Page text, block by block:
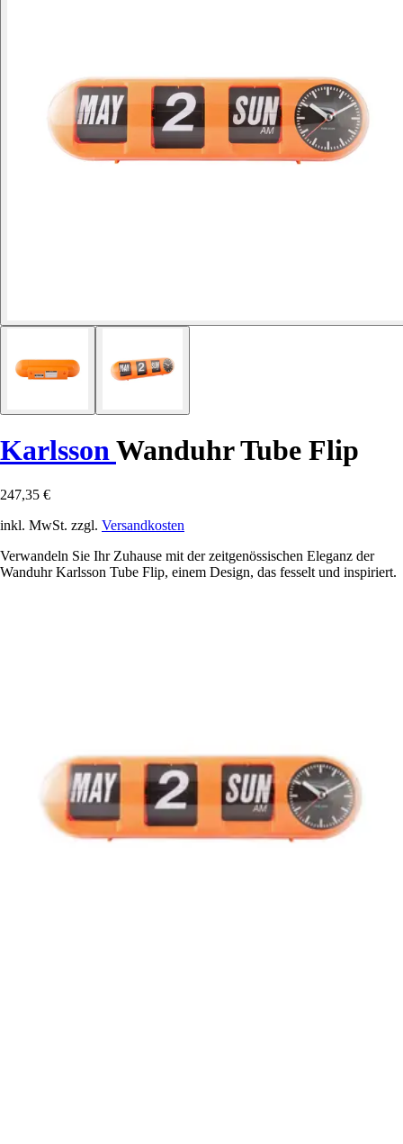
KarlssonWanduhr Tube Flip
247,35 €
inkl. MwSt. zzgl. Versandkosten
Verwandeln Sie Ihr Zuhause mit der zeitgenössischen Eleganz der
Wanduhr Karlsson Tube Flip, einem Design, das fesselt und inspiriert.